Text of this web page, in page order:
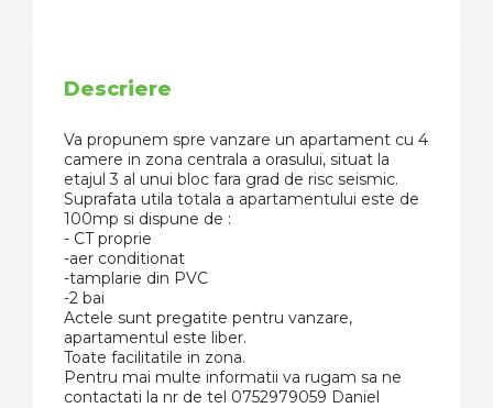
Descriere
Va propunem spre vanzare un apartament cu 4
camere in zona centrala a orasului, situat la
etajul 3 al unui bloc fara grad de risc seismic.
Suprafata utila totala a apartamentului este de
100mp si dispune de :
- CT proprie
-aer conditionat
-tamplarie din PVC
-2 bai
Actele sunt pregatite pentru vanzare,
apartamentul este liber.
Toate facilitatile in zona.
Pentru mai multe informatii va rugam sa ne
contactati la nr de tel 0752979059 Daniel